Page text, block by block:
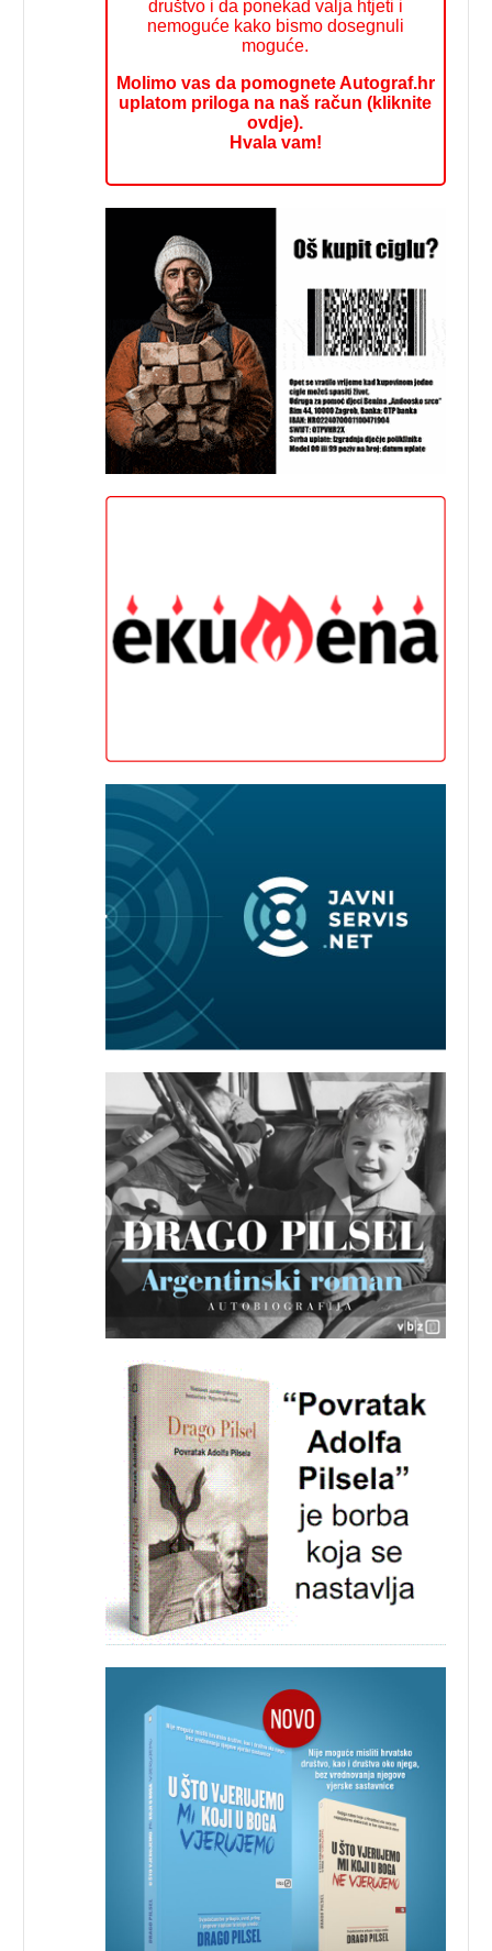
društvo i da ponekad valja htjeti i
nemoguće kako bismo dosegnuli
moguće.
Molimo vas da pomognete Autograf.hr
uplatom priloga na naš račun (kliknite
ovdje).
Hvala vam!